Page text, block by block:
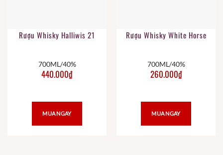
Rượu Whisky Halliwis 21
700ML/40%
440.000₫
MUA NGAY
Rượu Whisky White Horse
700ML/40%
260.000₫
MUA NGAY